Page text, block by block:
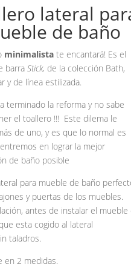
lateral
de baño
minimalistate encantará! Es el
barra Stick, de la colección Bath,
y de línea estilizada.
terminado la reforma y no sabe
el toallero !!! Este dilema le
de uno, y es que lo normal es
en lograr la mejor
de baño posible
para mueble de baño
y puertas de los muebles.
antes de instalar el mueble
esta cogido al lateral
taladros.
en 2 medidas.